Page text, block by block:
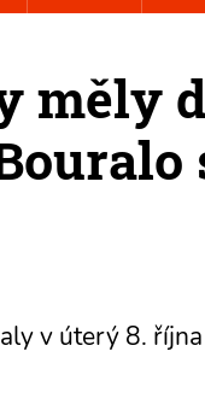
měly
v úterý 8.